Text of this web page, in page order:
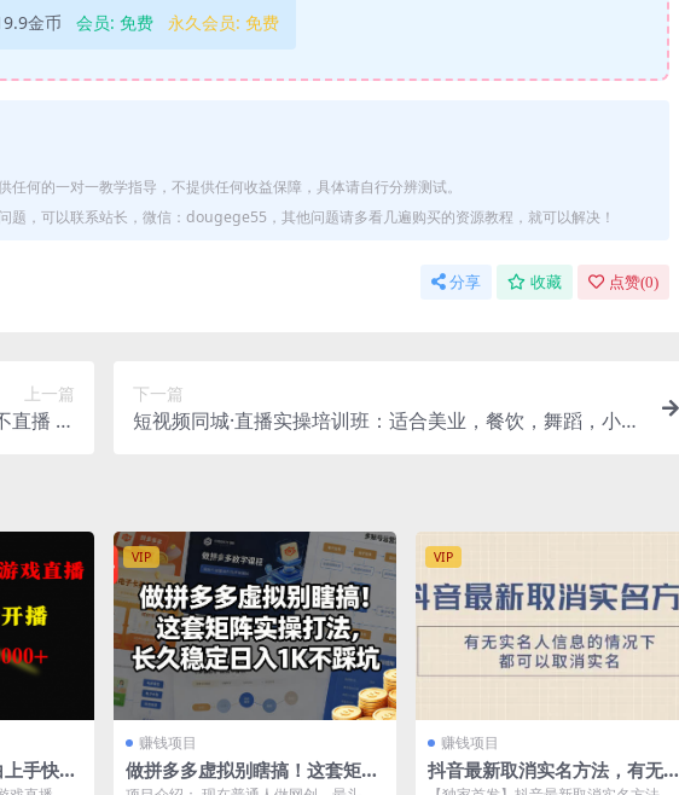
金币 会员: 免费 永久会员: 免费
何的一对一教学指导，不提供任何收益保障，具体请自行分辨测试。
，可以联系站长，微信：dougege55，其他问题请多看几遍购买的资源教程，就可以解决！
分享 收藏 点赞(0)
上一篇
直播 快
下一篇
短视频同城·直播实操培训班：适合美业，餐饮，舞蹈，小
手快，
VIP
赚钱项目
做拼多多虚拟别瞎搞！这套矩阵
VIP
赚钱项目
抖音最新取消实名方法，有无实